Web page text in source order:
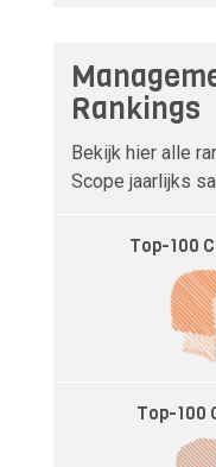
Rankings
Bekijk hier alle
Scope jaarlijks
Top-100
Top-100